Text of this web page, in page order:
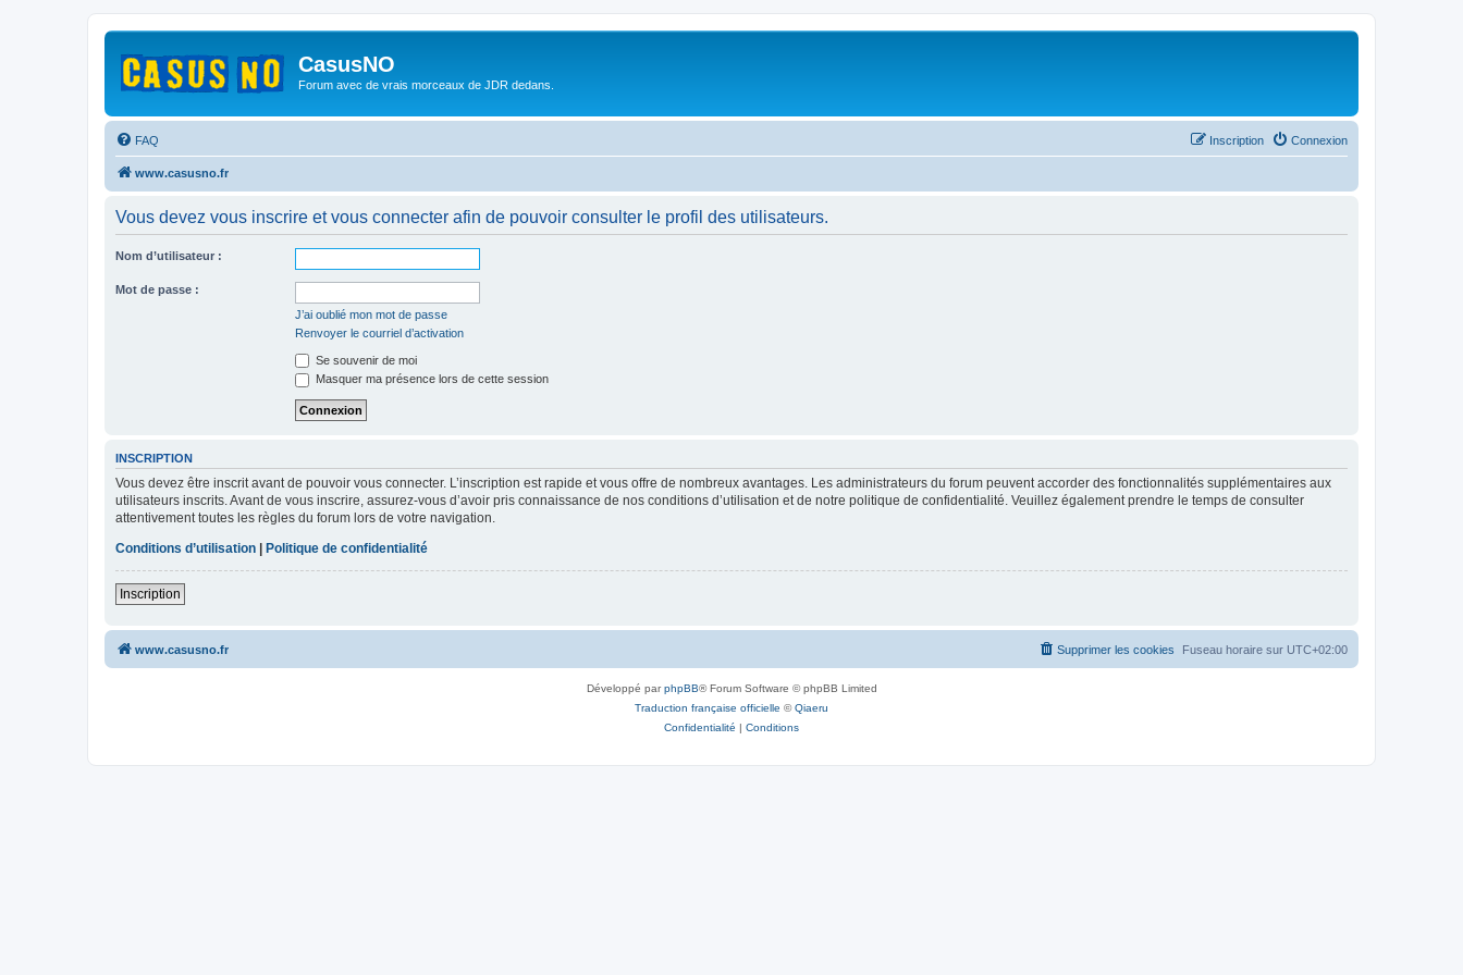
CasusNO
Forum avec de vrais morceaux de JDR dedans.
FAQ Connexion
Inscription
www.casusno.fr
Vous devez vous inscrire et vous connecter afin de pouvoir consulter le profil des utilisateurs.
Nom d’utilisateur :
Mot de passe :
J’ai oublié mon mot de passe
Renvoyer le courriel d’activation
Se souvenir de moi
Masquer ma présence lors de cette session
INSCRIPTION
Vous devez être inscrit avant de pouvoir vous connecter. L’inscription est rapide et vous offre de nombreux avantages. Les administrateurs du forum peuvent accorder des fonctionnalités supplémentaires aux
utilisateurs inscrits. Avant de vous inscrire, assurez-vous d’avoir pris connaissance de nos conditions d’utilisation et de notre politique de confidentialité. Veuillez également prendre le temps de consulter
attentivement toutes les règles du forum lors de votre navigation.
Conditions d’utilisation
Politique de confidentialité
Inscription
www.casusno.fr Fuseau horaire sur UTC+02:00
Supprimer les cookies
Développé parphpBB® Forum Software © phpBB Limited
Traduction française officielle ©Qiaeru
Confidentialité | Conditions